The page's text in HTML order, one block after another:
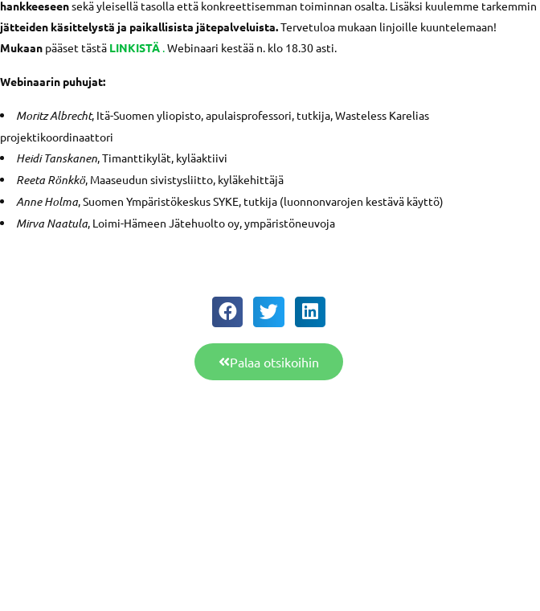
hankkeeseensekä yleisellä tasolla että konkreettisemman toiminnan osalta. Lisäksi kuulemme tarkemmin
jätteiden käsittelystä ja paikallisista jätepalveluista.Tervetuloa mukaan linjoille kuuntelemaan!
Mukaan pääset tästä LINKISTÄ .Webinaari kestää n. klo 18.30 asti.
Webinaarin puhujat:
Moritz Albrecht, Itä-Suomen yliopisto, apulaisprofessori, tutkija, Wasteless Karelias
projektikoordinaattori
Heidi Tanskanen, Timanttikylät, kyläaktiivi
Reeta Rönkkö, Maaseudun sivistysliitto, kyläkehittäjä
Anne Holma, Suomen Ympäristökeskus SYKE, tutkija (luonnonvarojen kestävä käyttö)
Mirva Naatula, Loimi-Hämeen Jätehuolto oy, ympäristöneuvoja
Palaa otsikoihin